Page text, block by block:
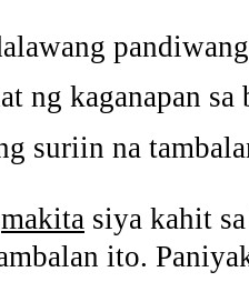
ng kaganapan
suriin na
makita siya kahit
ito.